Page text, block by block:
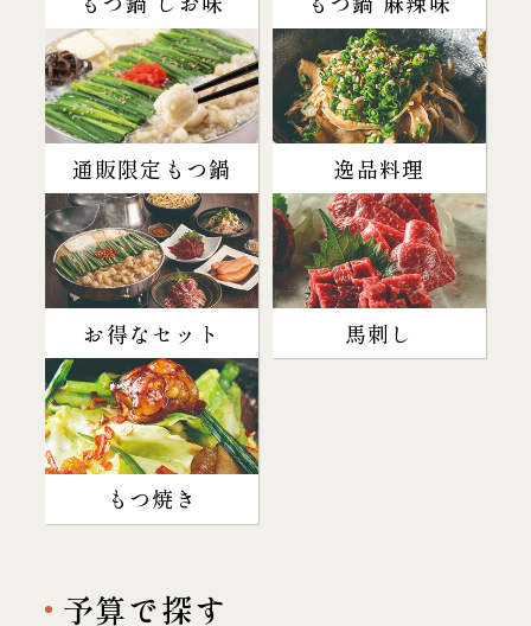
通販限定もつ鍋 逸品料理
お得なセット 馬刺し
もつ焼き
予算で探す